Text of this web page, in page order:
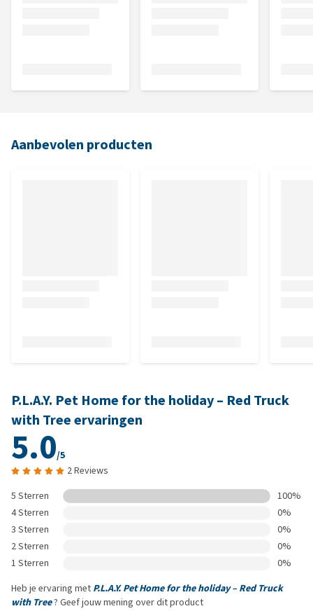
Aanbevolen producten
P.L.A.Y. Pet Home for the holiday – Red Truck
with Tree ervaringen
5.0/5
2 Reviews
5 Sterren
100%
4 Sterren
0%
3 Sterren
0%
2 Sterren
0%
1 Sterren
0%
Heb je ervaring met P.L.A.Y. Pet Home for the holiday – Red Truck
with Tree? Geef jouw mening over dit product